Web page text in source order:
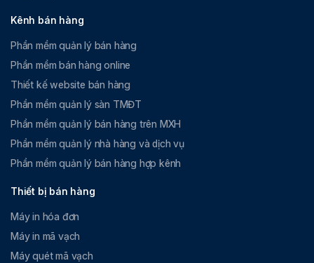
Kênh bán hàng
Phần mềm quản lý bán hàng
Phần mềm bán hàng online
Thiết kế website bán hàng
Phần mềm quản lý sàn TMĐT
Phần mềm quản lý bán hàng trên MXH
Phần mềm quản lý nhà hàng và dịch vụ
Phần mềm quản lý bán hàng hợp kênh
Thiết bị bán hàng
Máy in hóa đơn
Máy in mã vạch
Máy quét mã vạch